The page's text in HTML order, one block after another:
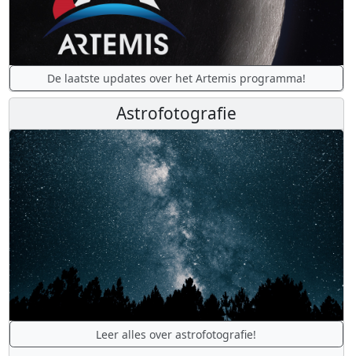
De laatste updates over het Artemis programma!
Astrofotografie
Leer alles over astrofotografie!